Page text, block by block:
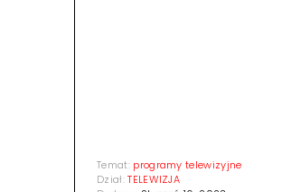
Temat: programy telewizyjne
Dział:TELEWIZJA